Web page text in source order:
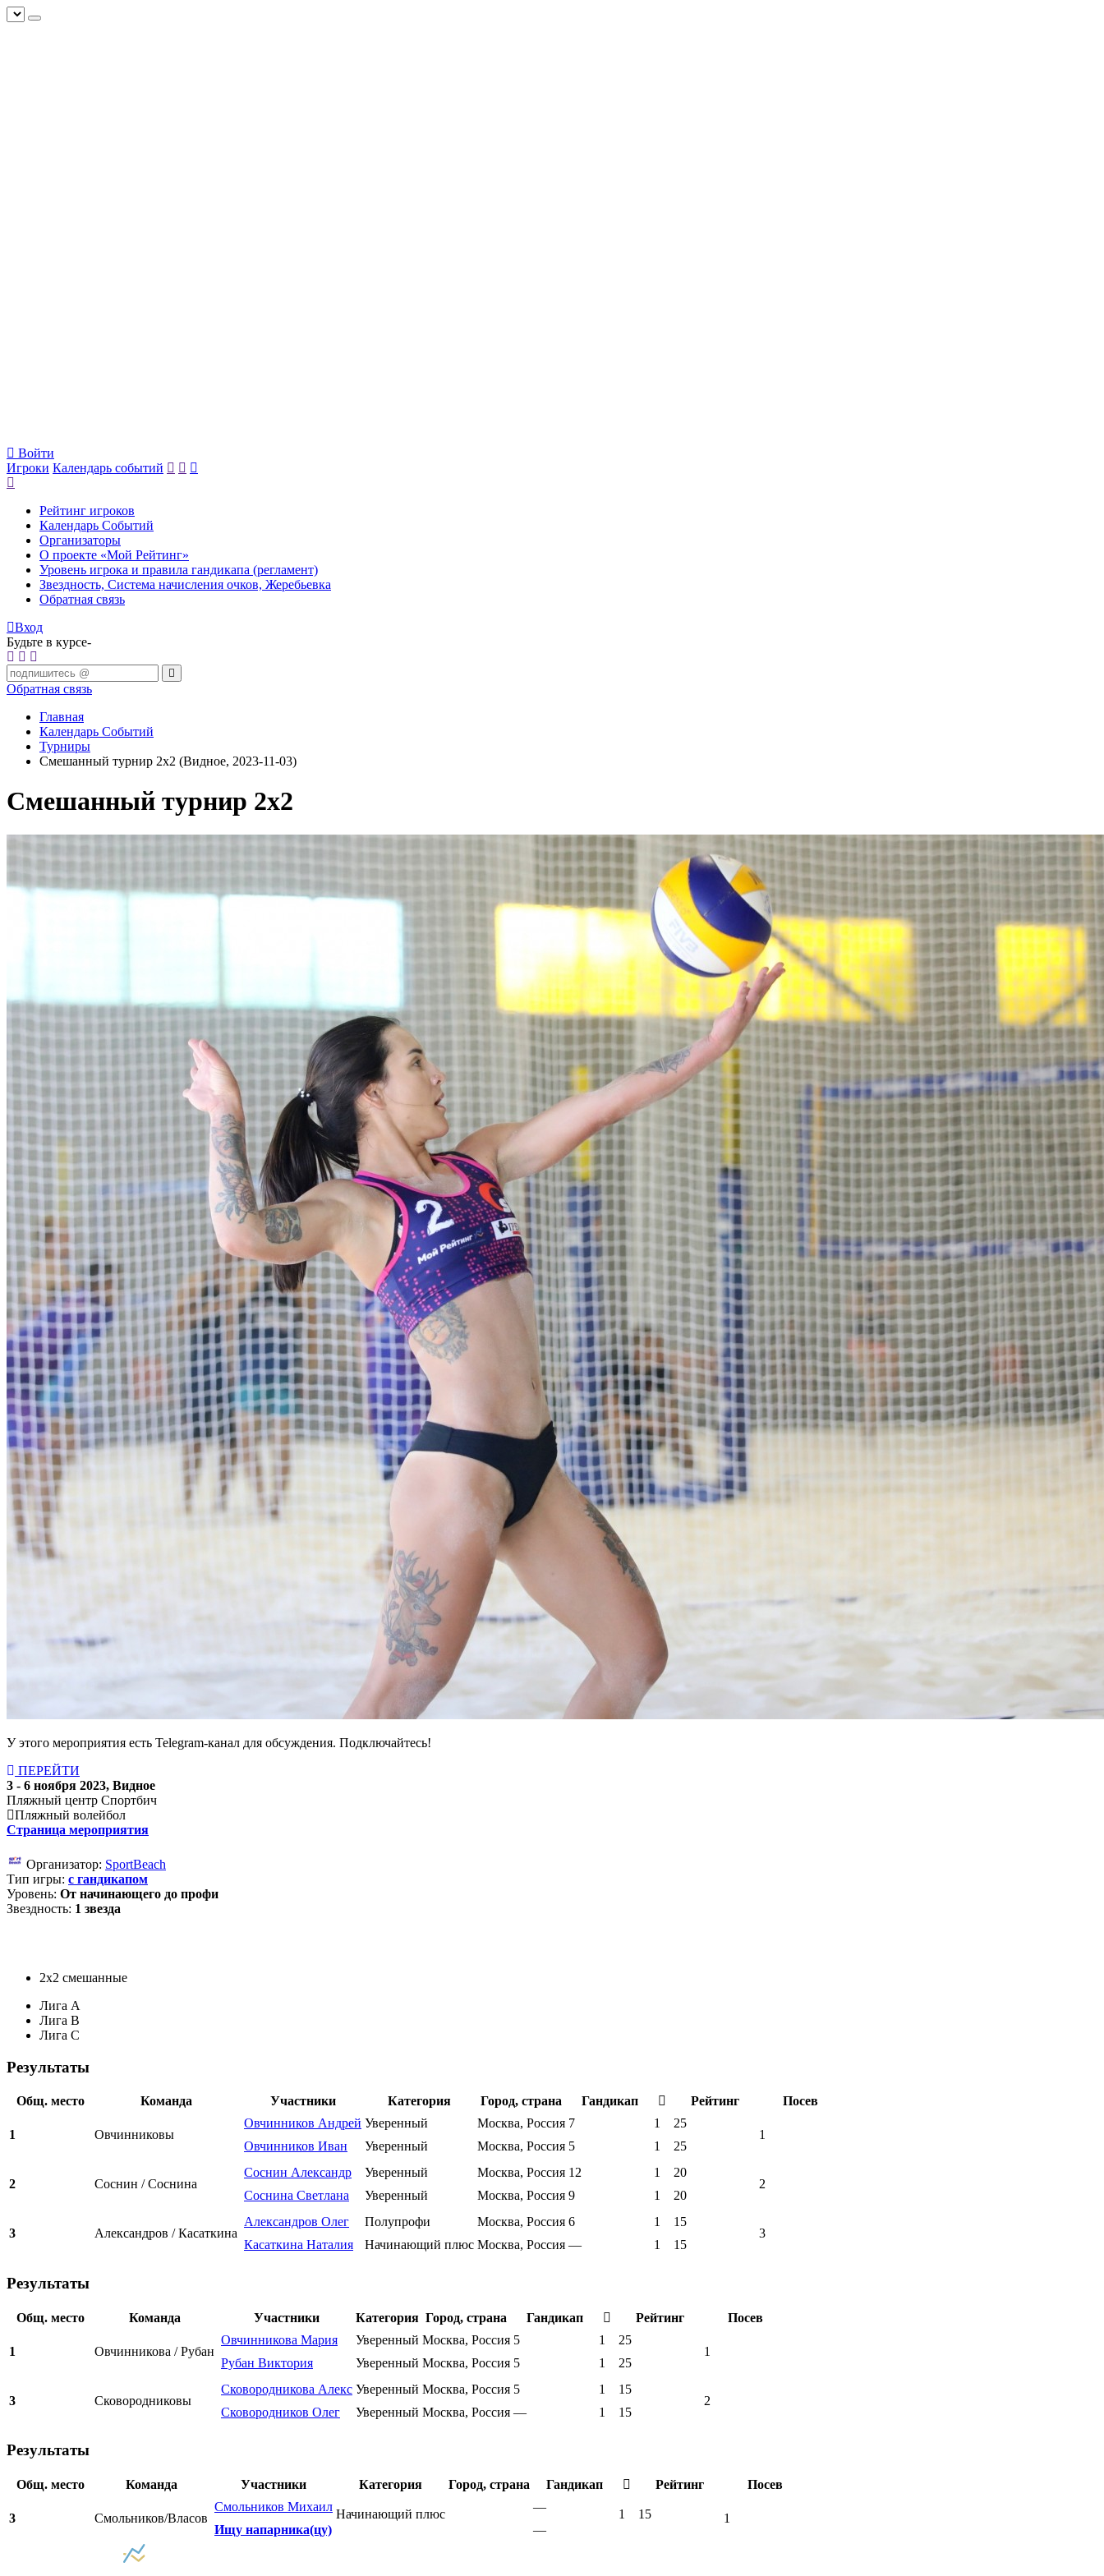
Войти
Игроки Календарь событий
Рейтинг игроков
Календарь Событий
Организаторы
О проекте «Мой Рейтинг»
Уровень игрока и правила гандикапа (регламент)
Звездность, Система начисления очков, Жеребьевка
Обратная связь
Вход
Будьте в курсе-
Обратная связь
Главная
Календарь Событий
Турниры
Смешанный турнир 2х2 (Видное, 2023-11-03)
Смешанный турнир 2х2
У этого мероприятия есть Telegram-канал для обсуждения. Подключайтесь!
ПЕРЕЙТИ
3 - 6 ноября 2023, Видное
Пляжный центр Спортбич
Пляжный волейбол
Страница мероприятия
Организатор: SportBeach
Тип игры: с гандикапом
Уровень: От начинающего до профи
Звездность: 1 звезда
2х2 смешанные
Лига A
Лига B
Лига C
Результаты
Общ. место Команда Участники Категория Город, страна Гандикап Рейтинг Посев
1 Овчинниковы
Овчинников Андрей
Овчинников Иван
Уверенный
Уверенный
Москва, Россия
Москва, Россия
7
5
1
1
25
25
1
2 Соснин / Соснина
Соснин Александр
Соснина Светлана
Уверенный
Уверенный
Москва, Россия
Москва, Россия
12
9
1
1
20
20
2
3 Александров / Касаткина
Александров Олег
Касаткина Наталия
Полупрофи
Начинающий плюс
Москва, Россия
Москва, Россия
6
—
1
1
15
15
3
Результаты
Общ. место Команда Участники Категория Город, страна Гандикап Рейтинг Посев
1 Овчинникова / Рубан
Овчинникова Мария
Рубан Виктория
Уверенный
Уверенный
Москва, Россия
Москва, Россия
5
5
1
1
25
25
1
3 Сковородниковы
Сковородникова Алекс
Сковородников Олег
Уверенный
Уверенный
Москва, Россия
Москва, Россия
5
—
1
1
15
15
2
Результаты
Общ. место Команда Участники Категория Город, страна Гандикап Рейтинг Посев
3 Смольников/Власов
Смольников Михаил
Ищу напарника(цу)
Начинающий плюс
—
—
1 15 1